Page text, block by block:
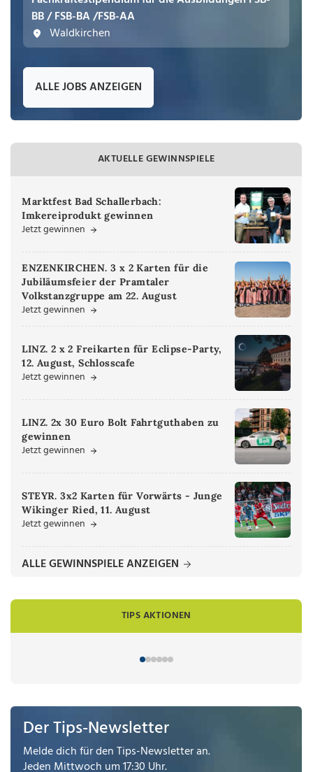
BB / FSB-BA /FSB-AA
Waldkirchen
ALLE JOBS ANZEIGEN
AKTUELLE GEWINNSPIELE
Marktfest Bad Schallerbach:
Imkereiprodukt gewinnen
Jetzt gewinnen
ENZENKIRCHEN. 3 x 2 Karten für die
Jubiläumsfeier der Pramtaler
Volkstanzgruppe am 22. August
Jetzt gewinnen
LINZ. 2 x 2 Freikarten für Eclipse-Party,
12. August, Schlosscafe
Jetzt gewinnen
LINZ. 2x 30 Euro Bolt Fahrtguthaben zu
gewinnen
Jetzt gewinnen
STEYR. 3x2 Karten für Vorwärts - Junge
Wikinger Ried, 11. August
Jetzt gewinnen
ALLE GEWINNSPIELE ANZEIGEN
TIPS AKTIONEN
Der Tips-Newsletter
Melde dich für den Tips-Newsletter an.
Jeden Mittwoch um 17:30 Uhr.